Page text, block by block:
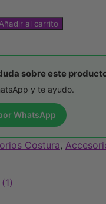
Añadir al carrito
sobre este
y te ayudo.
WhatsApp
Costura,